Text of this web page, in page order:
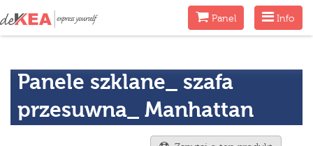
Menu
Info
MenuPanel
Panele szklane_ szafa
przesuwna_ Manhattan